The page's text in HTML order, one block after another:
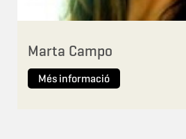
Marta Campo
Més informació